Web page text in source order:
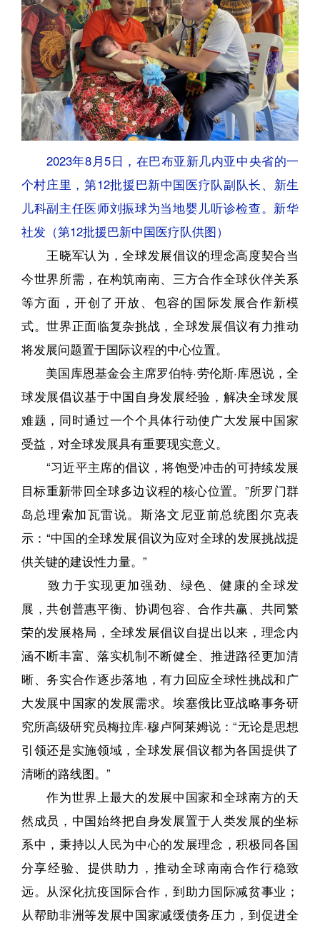
2023年8月5日，在巴布亚新几内亚中央省的一
个村庄里，第12批援巴新中国医疗队副队长、新生
儿科副主任医师刘振球为当地婴儿听诊检查。新华
社发（第12批援巴新中国医疗队供图）
王晓军认为，全球发展倡议的理念高度契合当
今世界所需，在构筑南南、三方合作全球伙伴关系
等方面，开创了开放、包容的国际发展合作新模
式。世界正面临复杂挑战，全球发展倡议有力推动
将发展问题置于国际议程的中心位置。
美国库恩基金会主席罗伯特·劳伦斯·库恩说，全
球发展倡议基于中国自身发展经验，解决全球发展
难题，同时通过一个个具体行动使广大发展中国家
受益，对全球发展具有重要现实意义。
“习近平主席的倡议，将饱受冲击的可持续发展
目标重新带回全球多边议程的核心位置。”所罗门群
岛总理索加瓦雷说。斯洛文尼亚前总统图尔克表
示：“中国的全球发展倡议为应对全球的发展挑战提
供关键的建设性力量。”
致力于实现更加强劲、绿色、健康的全球发
展，共创普惠平衡、协调包容、合作共赢、共同繁
荣的发展格局，全球发展倡议自提出以来，理念内
涵不断丰富、落实机制不断健全、推进路径更加清
晰、务实合作逐步落地，有力回应全球性挑战和广
大发展中国家的发展需求。埃塞俄比亚战略事务研
究所高级研究员梅拉库·穆卢阿莱姆说：“无论是思想
引领还是实施领域，全球发展倡议都为各国提供了
清晰的路线图。”
作为世界上最大的发展中国家和全球南方的天
然成员，中国始终把自身发展置于人类发展的坐标
系中，秉持以人民为中心的发展理念，积极同各国
分享经验、提供助力，推动全球南南合作行稳致
远。从深化抗疫国际合作，到助力国际减贫事业；
从帮助非洲等发展中国家减缓债务压力，到促进全